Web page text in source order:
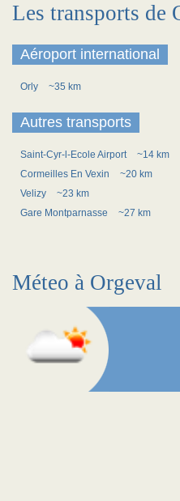
Les transports de
Aéroport international
Orly ~35 km
Autres transports
Saint-Cyr-l-Ecole Airport
~14 km
Cormeilles En Vexin
~20 km
Velizy
~23 km
Gare Montparnasse
~27 km
Méteo à Orgeval